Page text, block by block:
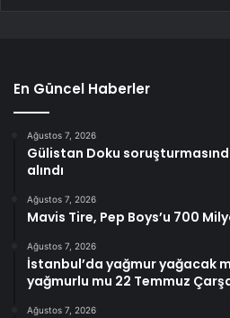
En Güncel Haberler
Ağustos 7, 2026
Gülistan Doku
alındı
Ağustos 7, 2026
Mavis Tire, Pep Boys’u 700
Ağustos 7, 2026
İstanbul’da yağmur yağacak
yağmurlu mu 22 Temmuz
Ağustos 7, 2026